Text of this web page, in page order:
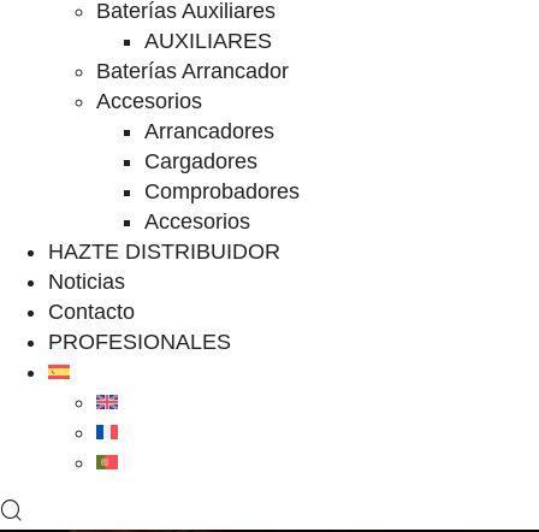
Baterías Auxiliares
AUXILIARES
Baterías Arrancador
Accesorios
Arrancadores
Cargadores
Comprobadores
Accesorios
HAZTE DISTRIBUIDOR
Noticias
Contacto
PROFESIONALES